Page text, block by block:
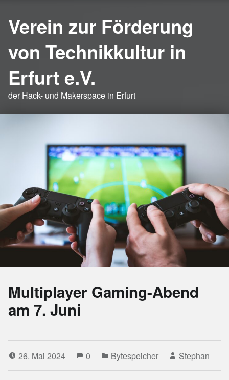
Verein zur Förderung
von Technikkultur in
Erfurt e.V.
der Hack- und Makerspace in Erfurt
Multiplayer Gaming-Abend
am 7. Juni
26. Mai 2024 0 Bytespeicher Stephan